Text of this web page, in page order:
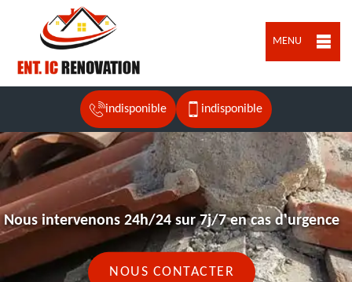
MENU
indisponible indisponible
Nous intervenons 24h/24 sur 7j/7 en cas d'urgence
NOUS CONTACTER